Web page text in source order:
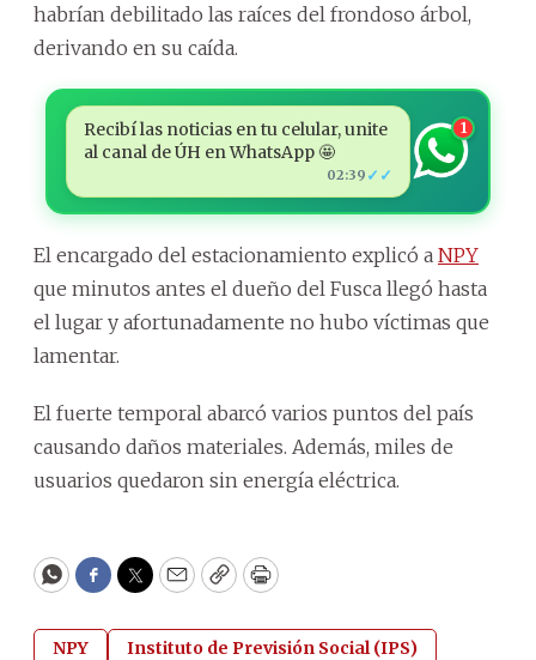
habrían debilitado las raíces del frondoso árbol,
derivando en su caída.
Recibí las noticias en tu celular, unite
al canal de ÚH en WhatsApp 🤩
02:39 ✓✓
1
El encargado del estacionamiento explicó a NPY
que minutos antes el dueño del Fusca llegó hasta
el lugar y afortunadamente no hubo víctimas que
lamentar.
El fuerte temporal abarcó varios puntos del país
causando daños materiales. Además, miles de
usuarios quedaron sin energía eléctrica.
WhatsApp
Facebook
Twitter
EmailCopyPrint
NPY
Instituto de Previsión Social (IPS)